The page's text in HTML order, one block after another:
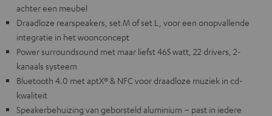
achter een meubel
Draadloze rearspeakers, set M of set L, voor een onopvallende
integratie in het woonconcept
Power surroundsound met maar liefst 465 watt, 22 drivers, 2-
kanaals systeem
Bluetooth 4.0 met aptX® & NFC voor draadloze muziek in cd-
kwaliteit
Speakerbehuizing van geborsteld aluminium – past in iedere